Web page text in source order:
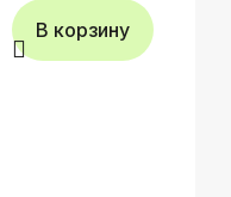
В корзину